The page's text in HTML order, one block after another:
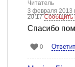
Читатель
3 февраля 2013
20:17Сообщить
Спасибо
0